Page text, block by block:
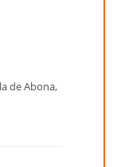
de Abona,